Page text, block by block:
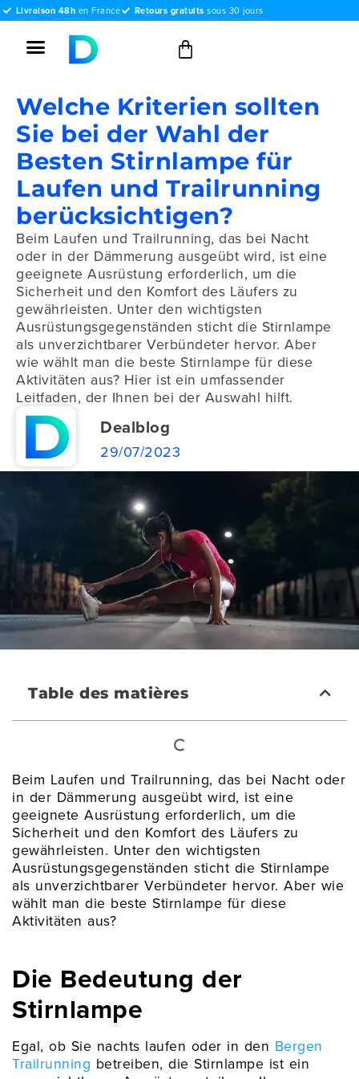
Livraison 48h en France Retours gratuits sous 30 jours
Welche Kriterien sollten
Sie bei der Wahl der
Besten Stirnlampe für
Laufen und Trailrunning
berücksichtigen?
Beim Laufen und Trailrunning, das bei Nacht
oder in der Dämmerung ausgeübt wird, ist eine
geeignete Ausrüstung erforderlich, um die
Sicherheit und den Komfort des Läufers zu
gewährleisten. Unter den wichtigsten
Ausrüstungsgegenständen sticht die Stirnlampe
als unverzichtbarer Verbündeter hervor. Aber
wie wählt man die beste Stirnlampe für diese
Aktivitäten aus? Hier ist ein umfassender
Leitfaden, der Ihnen bei der Auswahl hilft.
Dealblog
29/07/2023
Table des matières
Beim Laufen und Trailrunning, das bei Nacht oder
in der Dämmerung ausgeübt wird, ist eine
geeignete Ausrüstung erforderlich, um die
Sicherheit und den Komfort des Läufers zu
gewährleisten. Unter den wichtigsten
Ausrüstungsgegenständen sticht die Stirnlampe
als unverzichtbarer Verbündeter hervor. Aber wie
wählt man die beste Stirnlampe für diese
Aktivitäten aus?
Die Bedeutung der
Stirnlampe
Egal, ob Sie nachts laufen oder in den Bergen
Trailrunning betreiben, die Stirnlampe ist ein